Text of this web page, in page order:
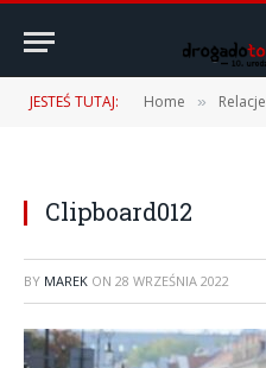
JESTEŚ TUTAJ: Home » Relacje
Clipboard012
BY MAREK ON 28 WRZEŚNIA 2022